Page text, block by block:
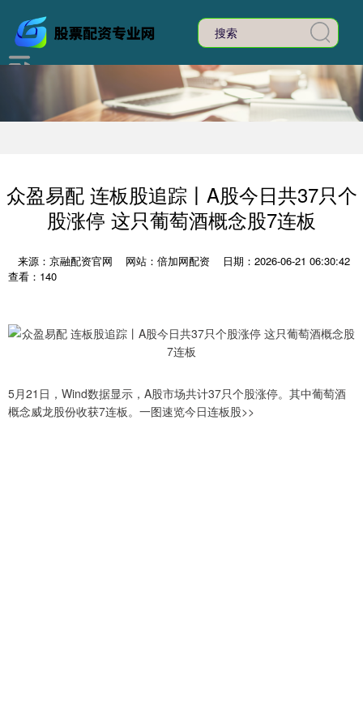
众盈易配 连板股追踪丨A股今日共37只个
股涨停 这只葡萄酒概念股7连板
来源：京融配资官网 网站：倍加网配资
日期：2026-06-21 06:30:42
查看：140
5月21日，Wind数据显示，A股市场共计37只个股涨停。其中葡萄酒
概念威龙股份收获7连板。一图速览今日连板股>>